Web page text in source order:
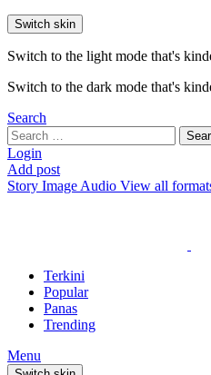
Switch skin
Switch to the light mode that's
Switch to the dark mode that's
Search
Search
for:
Login
Add post
Story Image Audio View all
Terkini
Popular
Panas
Trending
Menu